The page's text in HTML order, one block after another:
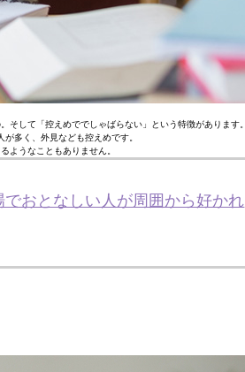
して「控えめででしゃばらない」という特徴があります。
多く、外見なども控えめです。
ようなこともありません。
おとなしい人が周囲から好かれ